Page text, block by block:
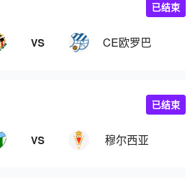
VS CE欧罗巴
已结束
VS 穆尔西亚
已结束